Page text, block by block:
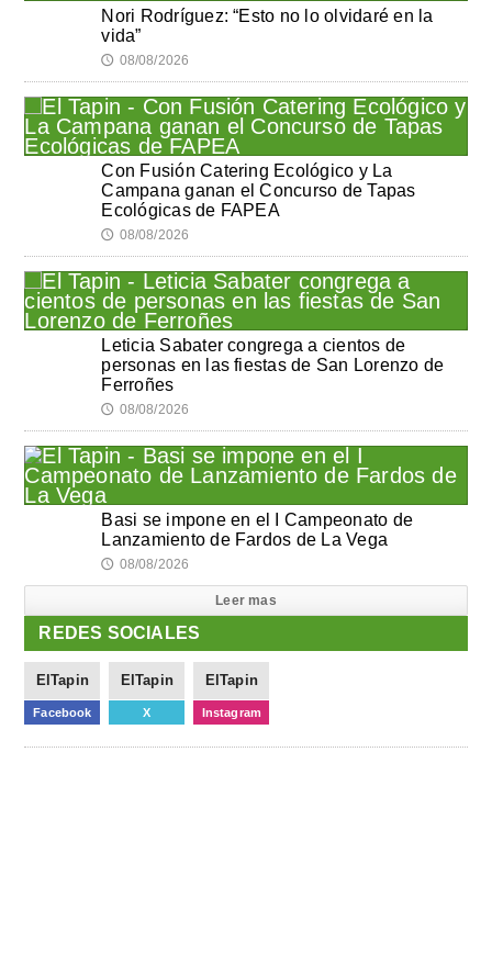
Nori Rodríguez: “Esto no lo olvidaré en la
vida”
🕔 08/08/2026
Con Fusión Catering Ecológico y La
Campana ganan el Concurso de Tapas
Ecológicas de FAPEA
🕔 08/08/2026
Leticia Sabater congrega a cientos de
personas en las fiestas de San Lorenzo de
Ferroñes
🕔 08/08/2026
Basi se impone en el I Campeonato de
Lanzamiento de Fardos de La Vega
🕔 08/08/2026
Leer mas
REDES SOCIALES
ElTapin
Facebook
ElTapin
X
ElTapin
Instagram